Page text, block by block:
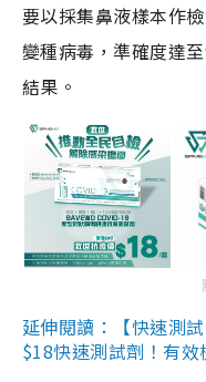
要以採集鼻液樣本作
變種病毒，準確度達
結果。
延伸閱讀：【快速測
$18快速測試劑！有